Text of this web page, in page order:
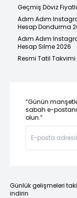
Geçmiş Döviz
Adım Adım
Hesap Dondurma
Adım Adım
Hesap Silme 2026
Resmi Tatil Takvimi
“Günün
sabah e-
olun.”
Günlük gelişmeleri
indirin